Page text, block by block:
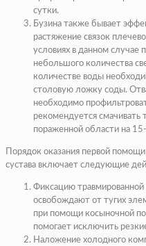
сутки.
Бузина также бывает
растяжение связок
условиях в данном случае
небольшого количества
количестве воды
столовую ложку соды.
необходимо
рекомендуется смачивать
пораженной области на
Порядок оказания первой
сустава включает следующие
Фиксацию
освобождают от тугих
при помощи косыночной
помогает исключить
Наложение холодного